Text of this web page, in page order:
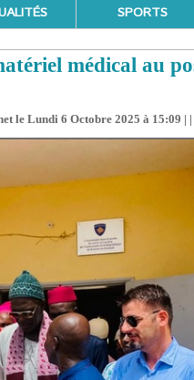
SPORTS
médical au
le Lundi 6 Octobre 2025 à 15:09 | |